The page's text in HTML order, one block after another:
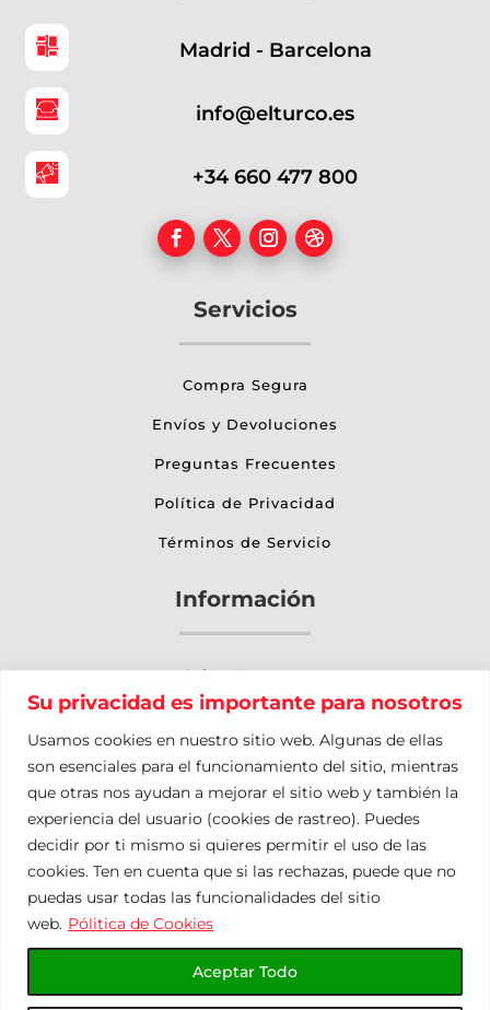
Su privacidad es importante para nosotros
Usamos cookies en nuestro sitio web. Algunas de ellas
son esenciales para el funcionamiento del sitio, mientras
que otras nos ayudan a mejorar el sitio web y también la
experiencia del usuario (cookies de rastreo). Puedes
decidir por ti mismo si quieres permitir el uso de las
cookies. Ten en cuenta que si las rechazas, puede que no
puedas usar todas las funcionalidades del sitio
web. Pólitica de Cookies
Aceptar Todo
Madrid - Barcelona
info@elturco.es
+34 660 477 800
Servicios
Compra Segura
Envíos y Devoluciones
Preguntas Frecuentes
Política de Privacidad
Términos de Servicio
Información
Sobre Nosotros
Otros Servicios
Contacto
Mapa del Sitio
Política de Privacidad
0